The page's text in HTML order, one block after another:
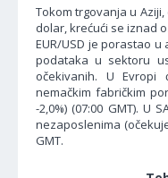
Tokom trgovanja u
dolar, krećući se iznad
EUR/USD je porastao u
podataka u sektoru
očekivanih. U
nemačkim fabričkim
-2,0%) (07:00 GMT). U
nezaposlenima
GMT.